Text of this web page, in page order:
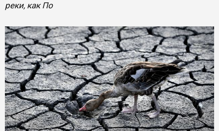
реки, как По